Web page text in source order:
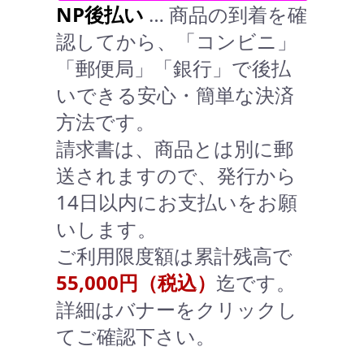
NP後払い … 商品の到着を確
認してから、「コンビニ」
「郵便局」「銀行」で後払
いできる安心・簡単な決済
方法です。
請求書は、商品とは別に郵
送されますので、発行から
14日以内にお支払いをお願
いします。
ご利用限度額は累計残高で
55,000円（税込） 迄です。
詳細はバナーをクリックし
てご確認下さい。